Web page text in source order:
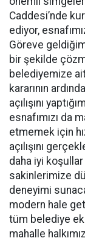
Caddesi’nde
ediyor,
Göreve
bir şekilde
belediyemize
kararının
açılışını
esnafımızı da
etmemek için
açılışını
daha iyi
sakinlerimize
deneyimi
modern hale
tüm belediye
mahalle